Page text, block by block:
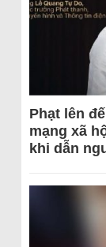
Phạt lên
mạng xã
khi dẫn